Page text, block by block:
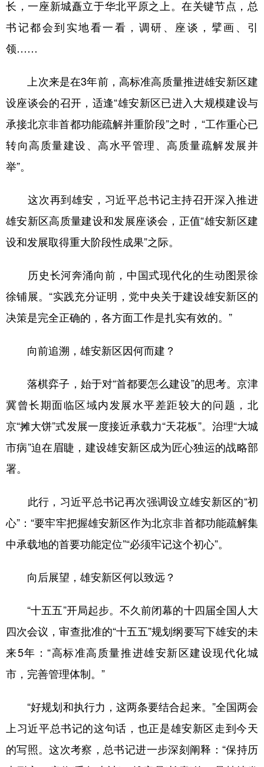
地方频道
辽宁 吉林 上海 江苏
浙江 安徽 福建 江西
多语种频道
Español Français عربى
Deutsch Português
长，一座新城矗立于华北平原之上。在关键节点，总
书记都会到实地看一看，调研、座谈，擘画、引
领……
上次来是在3年前，高标准高质量推进雄安新区建
设座谈会的召开，适逢“雄安新区已进入大规模建设与
承接北京非首都功能疏解并重阶段”之时，“工作重心已
转向高质量建设、高水平管理、高质量疏解发展并
举”。
这次再到雄安，习近平总书记主持召开深入推进
雄安新区高质量建设和发展座谈会，正值“雄安新区建
设和发展取得重大阶段性成果”之际。
历史长河奔涌向前，中国式现代化的生动图景徐
徐铺展。“实践充分证明，党中央关于建设雄安新区的
决策是完全正确的，各方面工作是扎实有效的。”
向前追溯，雄安新区因何而建？
落棋弈子，始于对“首都要怎么建设”的思考。京津
冀曾长期面临区域内发展水平差距较大的问题，北
京“摊大饼”式发展一度接近承载力“天花板”。治理“大城
市病”迫在眉睫，建设雄安新区成为匠心独运的战略部
署。
此行，习近平总书记再次强调设立雄安新区的“初
心”：“要牢牢把握雄安新区作为北京非首都功能疏解集
中承载地的首要功能定位”“必须牢记这个初心”。
向后展望，雄安新区何以致远？
“十五五”开局起步。不久前闭幕的十四届全国人大
四次会议，审查批准的“十五五”规划纲要写下雄安的未
来5年：“高标准高质量推进雄安新区建设现代化城
市，完善管理体制。”
“好规划和执行力，这两条要结合起来。”全国两会
上习近平总书记的这句话，也正是雄安新区走到今天
的写照。这次考察，总书记进一步深刻阐释：“保持历